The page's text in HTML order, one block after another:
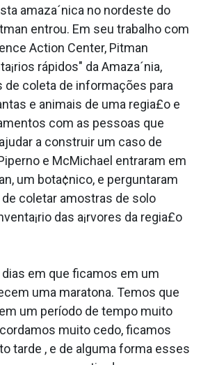
amaza´nica no nordeste do
entrou. Em seu trabalho com
Action Center, Pitman
rápidos" da Amaza´nia,
de coleta de informações para
e animais de uma regia£o e
com as pessoas que
a construir um caso de
e McMichael entraram em
um bota¢nico, e perguntaram
coletar amostras de solo
das a¡rvores da regia£o
em que ficamos em um
uma maratona. Temos que
um período de tempo muito
muito cedo, ficamos
tarde , e de alguma forma esses